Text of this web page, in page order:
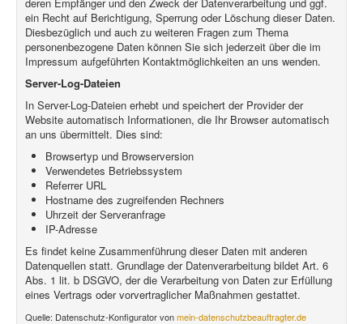
ein Recht auf Berichtigung, Sperrung oder Löschung dieser Daten.
Diesbezüglich und auch zu weiteren Fragen zum Thema
personenbezogene Daten können Sie sich jederzeit über die im
Impressum aufgeführten Kontaktmöglichkeiten an uns wenden.
Server-Log-Dateien
In Server-Log-Dateien erhebt und speichert der Provider der
Website automatisch Informationen, die Ihr Browser automatisch
an uns übermittelt. Dies sind:
Browsertyp und Browserversion
Verwendetes Betriebssystem
Referrer URL
Hostname des zugreifenden Rechners
Uhrzeit der Serveranfrage
IP-Adresse
Es findet keine Zusammenführung dieser Daten mit anderen
Datenquellen statt. Grundlage der Datenverarbeitung bildet Art. 6
Abs. 1 lit. b DSGVO, der die Verarbeitung von Daten zur Erfüllung
eines Vertrags oder vorvertraglicher Maßnahmen gestattet.
Quelle: Datenschutz-Konfigurator vonmein-datenschutzbeauftragter.de